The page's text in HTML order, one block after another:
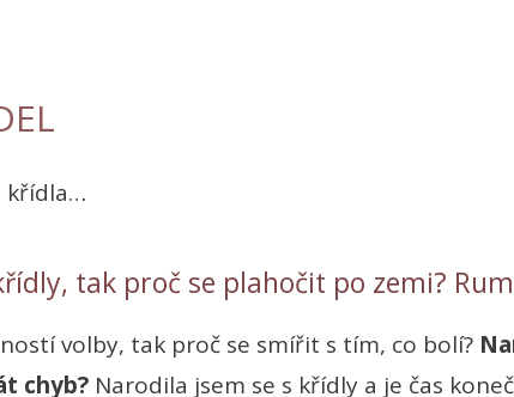
křídla…
tak proč se plahočit po zemi?
volby, tak proč se smířit s tím, co bolí?
chyb? Narodila jsem se s křídly a je čas